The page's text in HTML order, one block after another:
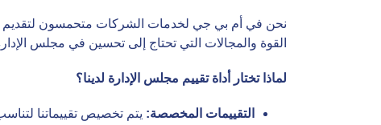
نحن في أم بي جي لخدمات الشركات متحمسون لتقديم حل
القوة والمجالات التي تحتاج إلى تحسين في مجلس
لماذا تختار أداة تقييم مجلس الإدارة لدينا؟
التقييمات المخصصة: يتم تخصيص تقييماتنا